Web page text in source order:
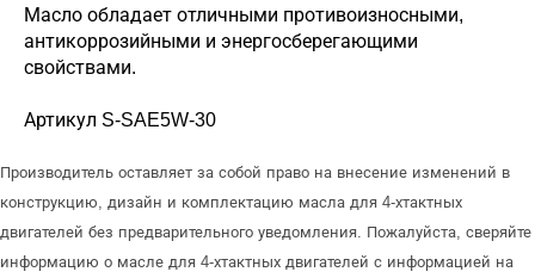
Масло обладает отличными противоизносными,
антикоррозийными и энергосберегающими
свойствами.
Артикул S-SAE5W-30
Производитель оставляет за собой право на внесение изменений в
конструкцию, дизайн и комплектацию масла для 4-хтактных
двигателей без предварительного уведомления. Пожалуйста, сверяйте
информацию о масле для 4-хтактных двигателей с информацией на